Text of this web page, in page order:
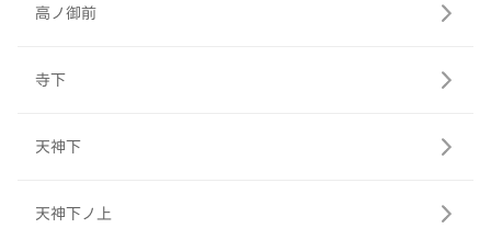
高ノ御前
寺下
天神下
天神下ノ上